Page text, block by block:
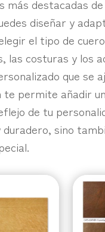
más destacadas
diseñar y
el tipo de
las costuras y los
que se
te permite añadir
de tu
duradero, sino